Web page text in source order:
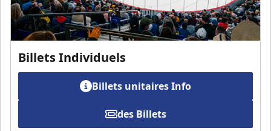
Billets Individuels
Billets unitaires Info
des Billets